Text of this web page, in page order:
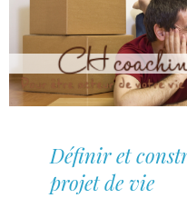
Définir et
projet de vie